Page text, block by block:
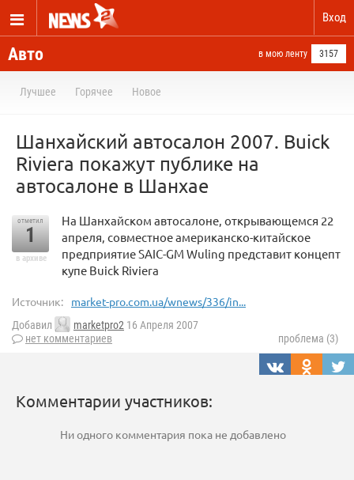
Вход
Авто в мою ленту 3157
Лучшее Горячее Новое
Шанхайский автосалон 2007. Buick
Riviera покажут публике на
автосалоне в Шанхае
отметил
1
в архиве
На Шанхайском автосалоне, открывающемся 22
апреля, совместное американско-китайское
предприятие SAIC-GM Wuling представит концепт
купе Buick Riviera
Источник: market-pro.com.ua/wnews/336/in...
Добавил marketpro2 16 Апреля 2007
нет комментариев
проблема (3)
Комментарии участников:
Ни одного комментария пока не добавлено